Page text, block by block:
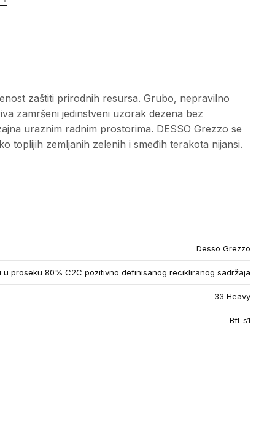
zaštiti prirodnih resursa. Grubo, nepravilno
zamršeni jedinstveni uzorak dezena bez
uraznim radnim prostorima. DESSO Grezzo se
toplijih zemljanih zelenih i smeđih terakota nijansi.
Desso Grezzo
u proseku 80% C2C pozitivno definisanog recikliranog sadržaja
33 Heavy
Bfl-s1